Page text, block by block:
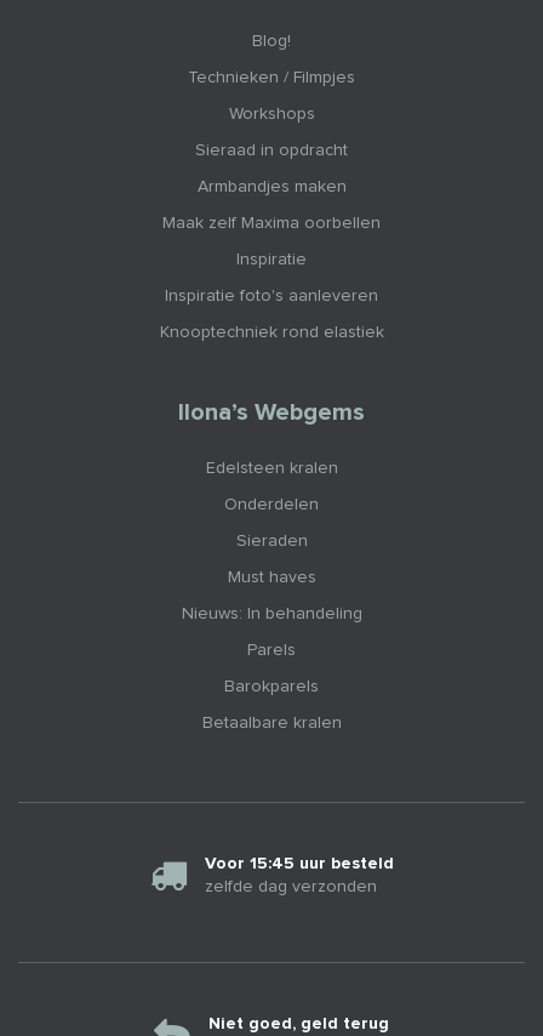
Blog!
Technieken / Filmpjes
Workshops
Sieraad in opdracht
Armbandjes maken
Maak zelf Maxima oorbellen
Inspiratie
Inspiratie foto's aanleveren
Knooptechniek rond elastiek
Ilona’s Webgems
Edelsteen kralen
Onderdelen
Sieraden
Must haves
Nieuws: In behandeling
Parels
Barokparels
Betaalbare kralen
Voor 15:45 uur besteld
zelfde dag verzonden
Niet goed, geld terug